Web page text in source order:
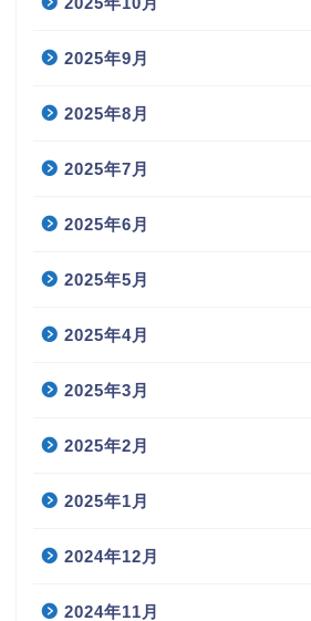
2025年9月
2025年8月
2025年7月
2025年6月
2025年5月
2025年4月
2025年3月
2025年2月
2025年1月
2024年12月
2024年11月